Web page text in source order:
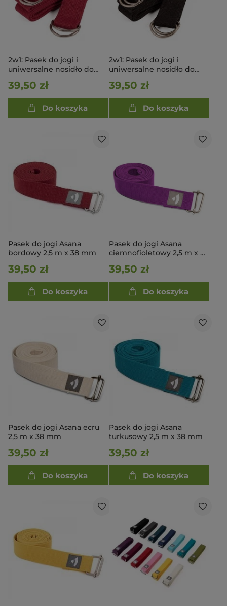
2w1: Pasek do jogi i
uniwersalne nosidło do
39,50 zł
Do koszyka
2w1: Pasek do jogi i
uniwersalne nosidło do
39,50 zł
Do koszyka
Pasek do jogi Asana
bordowy 2,5 m x 38 mm
39,50 zł
Do koszyka
Pasek do jogi Asana
ciemnofioletowy 2,5 m x 38
39,50 zł
Do koszyka
Pasek do jogi Asana ecru
2,5 m x 38 mm
39,50 zł
Do koszyka
Pasek do jogi Asana
turkusowy 2,5 m x 38 mm
39,50 zł
Do koszyka